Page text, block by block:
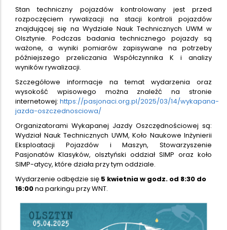
Stan techniczny pojazdów kontrolowany jest przed
rozpoczęciem rywalizacji na stacji kontroli pojazdów
znajdującej się na Wydziale Nauk Technicznych UWM w
Olsztynie. Podczas badania technicznego pojazdy są
ważone, a wyniki pomiarów zapisywane na potrzeby
późniejszego przeliczania Współczynnika K i analizy
wyników rywalizacji.
Szczegółowe informacje na temat wydarzenia oraz
wysokość wpisowego można znaleźć na stronie
internetowej: https://pasjonaci.org.pl/2025/03/14/wykapana-
jazda-oszczednosciowa/
Organizatorami Wykapanej Jazdy Oszczędnościowej są:
Wydział Nauk Technicznych UWM, Koło Naukowe Inżynierii
Eksploatacji Pojazdów i Maszyn, Stowarzyszenie
Pasjonatów Klasyków, olsztyński oddział SIMP oraz koło
SIMP-atycy, które działa przy tym oddziale.
Wydarzenie odbędzie się 5 kwietnia w godz. od 8:30 do
16:00na parkingu przy WNT.